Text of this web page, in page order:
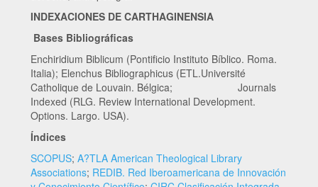
INDEXACIONES DE CARTHAGINENSIA
Bases Bibliográficas
Enchiridium Biblicum (Pontificio Instituto Bíblico. Roma.
Italia); Elenchus Bibliographicus (ETL.Université
Catholique de Louvain. Bélgica; Journals
Indexed (RLG. Review International Development.
Options. Largo. USA).
Índices
SCOPUS; A?TLA American Theological Library
Associations; REDIB. Red Iberoamericana de Innovación